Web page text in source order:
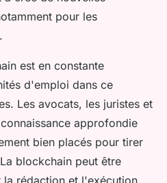
pour les
.
est en constante
d'emploi dans ce
Les avocats, les juristes et
approfondie
bien placés pour tirer
blockchain peut être
la rédaction et l'exécution